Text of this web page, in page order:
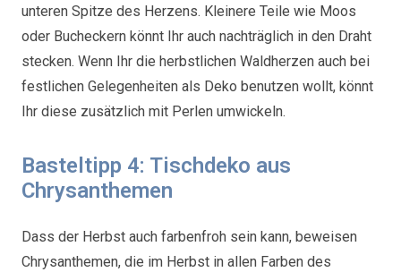
unteren Spitze des Herzens. Kleinere Teile wie Moos
oder Bucheckern könnt Ihr auch nachträglich in den Draht
stecken. Wenn Ihr die herbstlichen Waldherzen auch bei
festlichen Gelegenheiten als Deko benutzen wollt, könnt
Ihr diese zusätzlich mit Perlen umwickeln.
Basteltipp 4: Tischdeko aus
Chrysanthemen
Dass der Herbst auch farbenfroh sein kann, beweisen
Chrysanthemen, die im Herbst in allen Farben des